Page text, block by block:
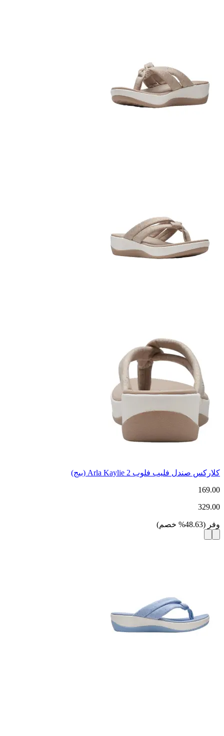
كلاركس صندل فليب فلوب Arla Kaylie 2 (بيج)
169.00
329.00
وفر (
48.63
% خصم)